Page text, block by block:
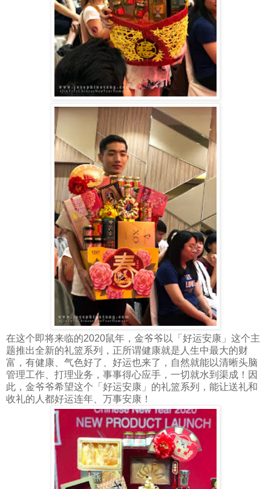
在这个即将来临的2020鼠年，金爷爷以「好运安康」这个主
题推出全新的礼篮系列，正所谓健康就是人生中最大的财
富，有健康、气色好了、好运也来了，自然就能以清晰头脑
管理工作、打理业务，事事得心应手，一切就水到渠成！因
此，金爷爷希望这个「好运安康」的礼篮系列，能让送礼和
收礼的人都好运连年、万事安康！